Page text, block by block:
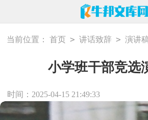
当前位置： 首页 > 讲话致辞 > 演讲
小学班干部竞选
时间：2025-04-15 21:49:33